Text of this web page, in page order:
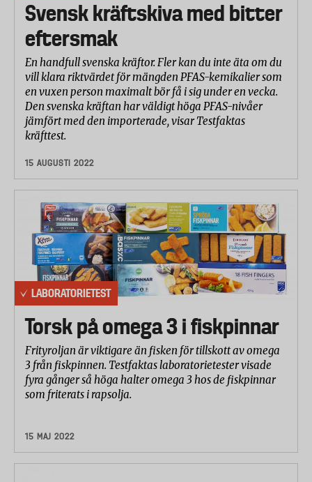
Svensk kräftskiva med bitter
eftersmak
En handfull svenska kräftor. Fler kan du inte äta om du
vill klara riktvärdet för mängden PFAS-kemikalier som
en vuxen person maximalt bör få i sig under en vecka.
Den svenska kräftan har väldigt höga PFAS-nivåer
jämfört med den importerade, visar Testfaktas
kräfttest.
15 AUGUSTI 2022
LABORATORIETEST
Torsk på omega 3 i fiskpinnar
Frityroljan är viktigare än fisken för tillskott av omega
3 från fiskpinnen. Testfaktas laboratorietester visade
fyra gånger så höga halter omega 3 hos de fiskpinnar
som friterats i rapsolja.
15 MAJ 2022